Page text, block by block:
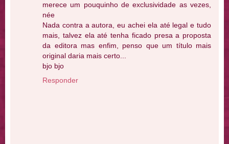
merece um pouquinho de exclusividade as vezes,
née
Nada contra a autora, eu achei ela até legal e tudo
mais, talvez ela até tenha ficado presa a proposta
da editora mas enfim, penso que um título mais
original daria mais certo...
bjo bjo
Responder